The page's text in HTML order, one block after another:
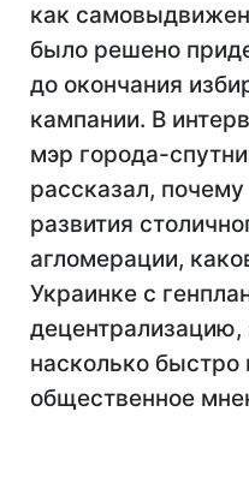
как
было решено
до окончания
кампании. В
мэр города-
рассказал,
развития
агломерации,
Украинке с
насколько быстро
общественное